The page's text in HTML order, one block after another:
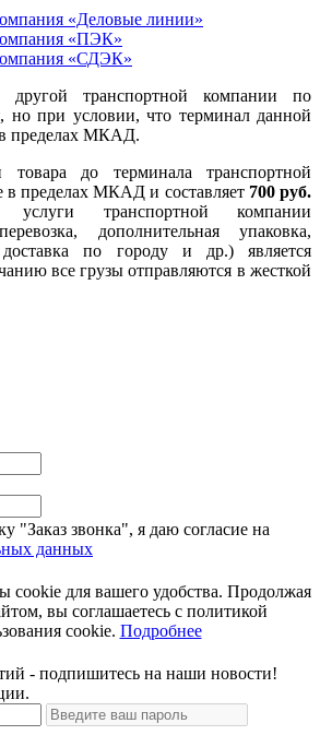
«Деловые линии»
«ПЭК»
«СДЭК»
транспортной компании по
но при условии, что терминал данной
пределах МКАД.
товара до терминала транспортной
в пределах МКАД и составляет 700 руб.
услуги транспортной компании
дополнительная упаковка,
доставка по городу и др.) является
все грузы отправляются в жесткой
"Заказ звонка", я даю согласие на
данных
для вашего удобства. Продолжая
вы соглашаетесь с политикой
cookie.​​​​​​​ Подробнее
- подпишитесь на наши новости!